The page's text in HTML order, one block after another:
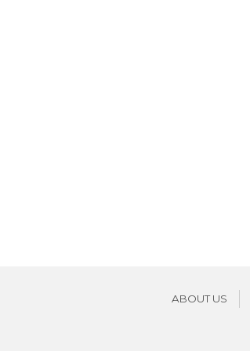
ABOUT US